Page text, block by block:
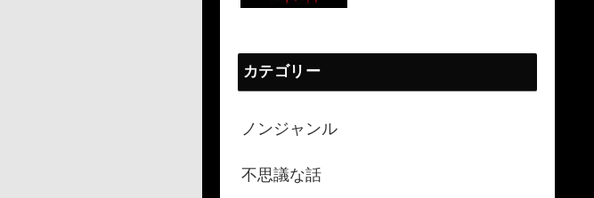
カテゴリー
ノンジャンル
不思議な話